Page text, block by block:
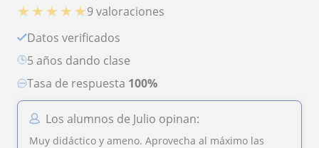
★ ★ ★ ★ ★9 valoraciones
Datos verificados
5 años dando clase
Tasa de respuesta 100%
Los alumnos de Julio opinan:
Muy didáctico y ameno. Aprovecha al máximo las